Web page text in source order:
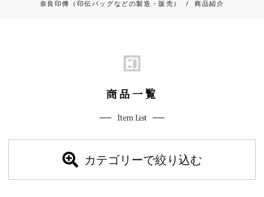
奈良印傳（印伝バッグなどの製造・販売） / 商品紹介
商品一覧
Item List
カテゴリーで絞り込む